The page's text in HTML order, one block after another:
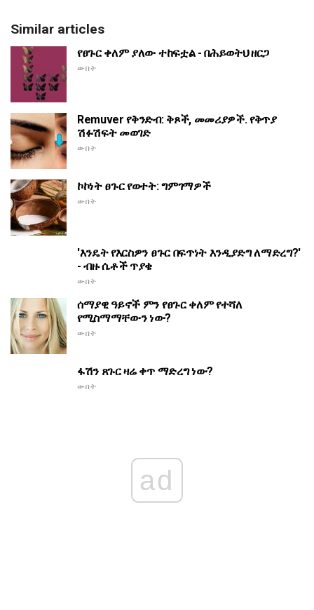
Similar articles
የፀጉር ቀለም ያለው ተከፍቷል - በሕይወትህ ዘርጋ
ውበት
Remuver የቅንድብ: ቅጾች, መመሪያዎች. የቅጥያ
ሽፉሽፍት መወገድ
ውበት
ኮኮነት ፀጉር የወተት: ግምገማዎች
ውበት
'እንዴት የእርስዎን ፀጉር በፍጥነት እንዲያድግ ለማድረግ?'
- ብዙ ሴቶች ጥያቄ
ውበት
ሰማያዊ ዓይኖች ምን የፀጉር ቀለም የተሻለ
የሚስማማቸውን ነው?
ውበት
ፋሽን ጸጉር ዛሬ ቀጥ ማድረግ ነው?
ውበት
ad